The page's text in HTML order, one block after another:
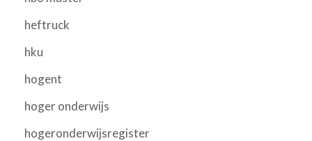
heftruck
hku
hogent
hoger onderwijs
hogeronderwijsregister